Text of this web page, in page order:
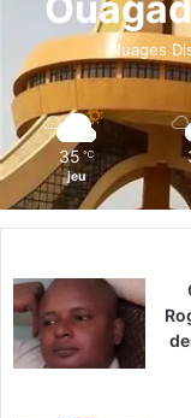
o
k
Nuages
35 ℃
jeu